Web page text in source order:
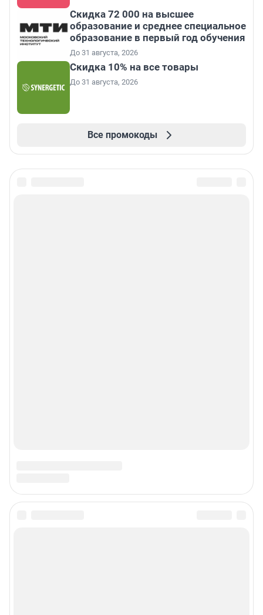
Скидка 72 000 на высшее
образование и среднее специальное
образование в первый год обучения
До 31 августа, 2026
Скидка 10% на все товары
До 31 августа, 2026
Все промокоды